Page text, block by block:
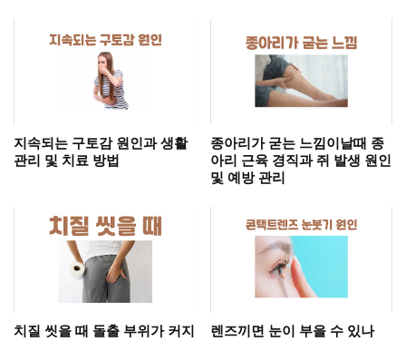
지속되는 구토감 원인과 생활
관리 및 치료 방법
종아리가 굳는 느낌이날때 종
아리 근육 경직과 쥐 발생 원인
및 예방 관리
치질 씻을 때 돌출 부위가 커지
렌즈끼면 눈이 부을 수 있나